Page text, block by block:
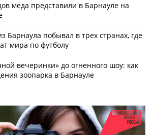
меда представили в Барнауле на
Барнаула побывал в трех странах, где
мира по футболу
вечеринки» до огненного шоу: как
зоопарка в Барнауле